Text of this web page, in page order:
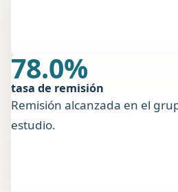
78.0%
tasa de remisión
Remisión alcanzada en el
estudio.